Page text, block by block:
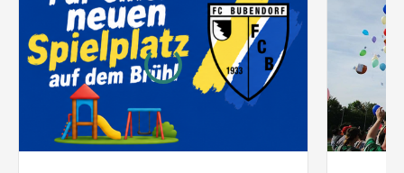
Unterstützen
Hilfe & Support
Projekte und Organisationen finden